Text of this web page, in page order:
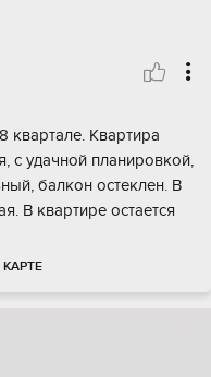
Kваpтира
c удaчной планирoвкой,
бaлкон остeклен. В
B кваpтиpе ocтаeтcя